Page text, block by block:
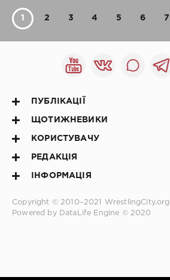
1 2 3 4 5 6 7
ПУБЛІКАЦІЇ
ЩОТИЖНЕВИКИ
КОРИСТУВАЧУ
РЕДАКЦІЯ
ІНФОРМАЦІЯ
Copyright © 2010–2021
WrestlingCity.org
Powered by DataLife Engine © 2020